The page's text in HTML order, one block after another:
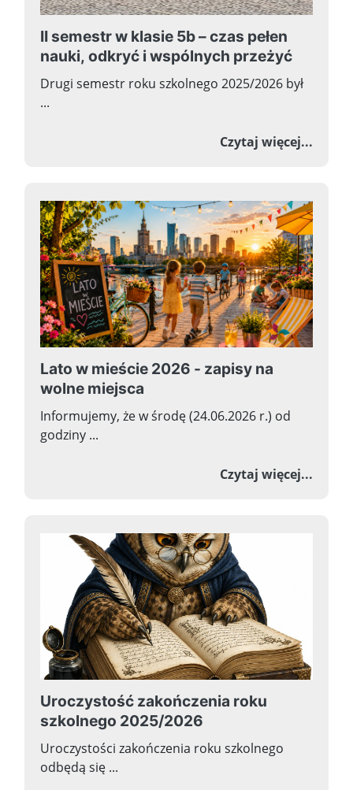
II semestr w klasie 5b – czas pełen
nauki, odkryć i wspólnych przeżyć
Drugi semestr roku szkolnego 2025/2026 był
...
Czytaj więcej...o II
Lato w mieście 2026 - zapisy na
wolne miejsca
Informujemy, że w środę (24.06.2026 r.) od
godziny ...
Czytaj więcej...o
Uroczystość zakończenia roku
szkolnego 2025/2026
Uroczystości zakończenia roku szkolnego
odbędą się ...